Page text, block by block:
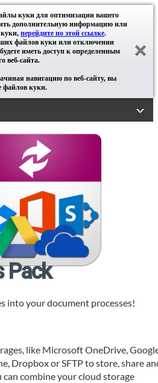
куки для оптимизации вашего
дополнительную информацию или
перейдите по этой ссылке.
файлов куки или отключении
иметь доступ к определенным
веб-сайта.
навигацию по веб-сайту, вы
файлов куки.
Pack
into your document processes!
like Microsoft OneDrive,
Dropbox or SFTP to store, share
can combine your cloud storage